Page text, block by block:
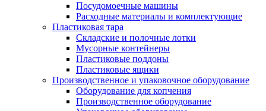
Посудомоечные машины
Расходные материалы и комплектующие
Пластиковая тара
Складские и полочные лотки
Мусорные контейнеры
Пластиковые поддоны
Пластиковые ящики
Производственное и упаковочное оборудование
Оборудование для копчения
Производственное оборудование